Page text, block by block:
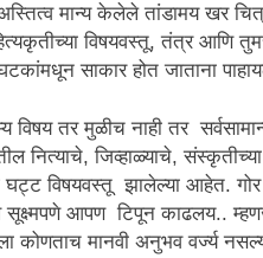
मान्य केलेले तांडामय खर
विषयवस्तू, तंत्र आणि
साकार होत जाताना
विषय तर मुळीच नाही तर
नित्याचे, जिव्हाळ्याचे,
घट्ट विषयवस्तू झालेल्या आहेत. गोर
सूक्ष्मपणे आपण टिपून काढलय..
कोणताच मानवी अनुभव वर्ज्य